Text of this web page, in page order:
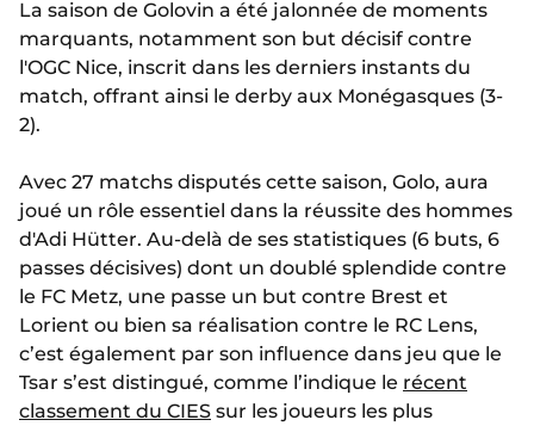
La saison de Golovin a été jalonnée de moments
marquants, notamment son but décisif contre
l'OGC Nice, inscrit dans les derniers instants du
match, offrant ainsi le derby aux Monégasques (3-
2).
Avec 27 matchs disputés cette saison, Golo, aura
joué un rôle essentiel dans la réussite des hommes
d'Adi Hütter. Au-delà de ses statistiques (6 buts, 6
passes décisives) dont un doublé splendide contre
le FC Metz, une passe un but contre Brest et
Lorient ou bien sa réalisation contre le RC Lens,
c’est également par son influence dans jeu que le
Tsar s’est distingué, comme l’indique le récent
classement du CIES sur les joueurs les plus